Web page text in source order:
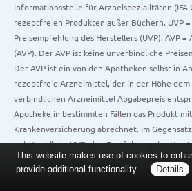
Informationsstelle für Arzneispezialitäten (IFA
rezeptfreien Produkten außer Büchern. UVP
Preisempfehlung des Herstellers (UVP). AVP
(AVP). Der AVP ist keine unverbindliche
Der AVP ist ein von den Apotheken selbst in
rezeptfreie Arzneimittel, der in der Höhe
verbindlichen Arzneimittel Abgabepreis
Apotheke in bestimmten Fällen das Produkt
Krankenversicherung abrechnet. Im
gebräuchliche UVP eine Empfehlung der
This website makes use of cookies to
provide additional functionality.
Details